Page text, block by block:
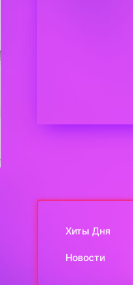
Хиты Дня
Новости